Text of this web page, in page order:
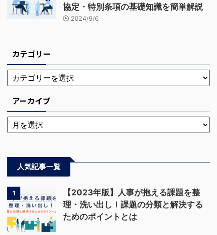
協定・特別条項の基礎知識を簡単解説
2024/9/6
カテゴリー
アーカイブ
人気記事一覧
1
【2023年版】人事が抱える課題を整
理・洗い出し！課題の分類と解決する
ためのポイントとは